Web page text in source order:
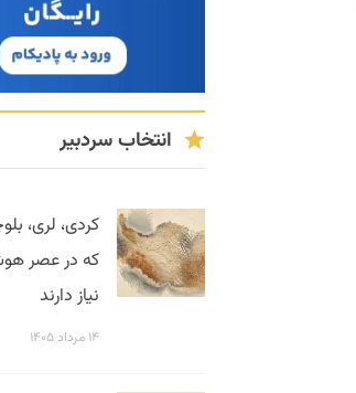
انتخاب سردبیر
کردی، لری،
که در عصر
نیاز دارند
۱۴ مرداد ۱۴۰۵